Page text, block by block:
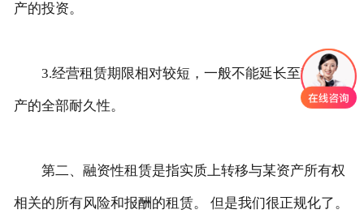
产的投资。
3.经营租赁期限相对较短，一般不能延长至租赁资
产的全部耐久性。
第二、融资性租赁是指实质上转移与某资产所有权
相关的所有风险和报酬的租赁。 但是我们很正规化了。